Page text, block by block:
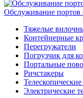
Обслуживание портов
Тяжелые
Контейнерные
Перегружатели
Погрузчик для
Портальные
Ричстакеры
Электрические